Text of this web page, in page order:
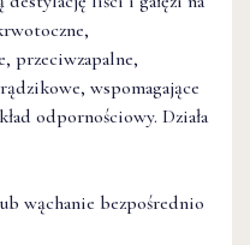
przeciwzapalne,
wspomagające
odpornościowy. Działa
wąchanie bezpośrednio